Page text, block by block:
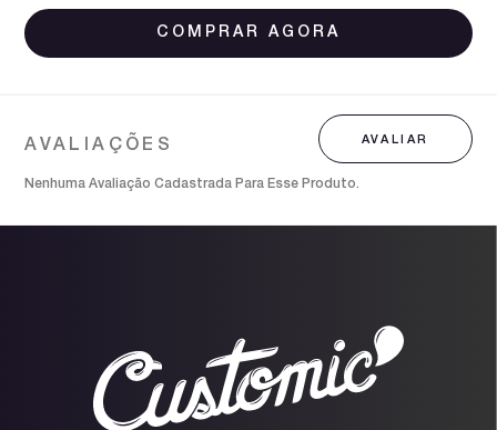
Nenhuma Avaliação Cadastrada Para Esse Produto.